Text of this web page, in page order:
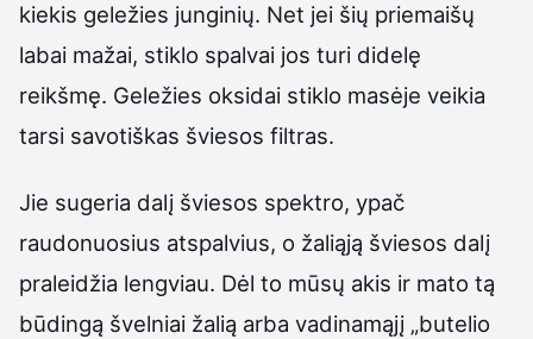
kiekis geležies junginių. Net jei šių priemaišų
labai mažai, stiklo spalvai jos turi didelę
reikšmę. Geležies oksidai stiklo masėje veikia
tarsi savotiškas šviesos filtras.
Jie sugeria dalį šviesos spektro, ypač
raudonuosius atspalvius, o žaliąją šviesos dalį
praleidžia lengviau. Dėl to mūsų akis ir mato tą
būdingą švelniai žalią arba vadinamąjį „butelio